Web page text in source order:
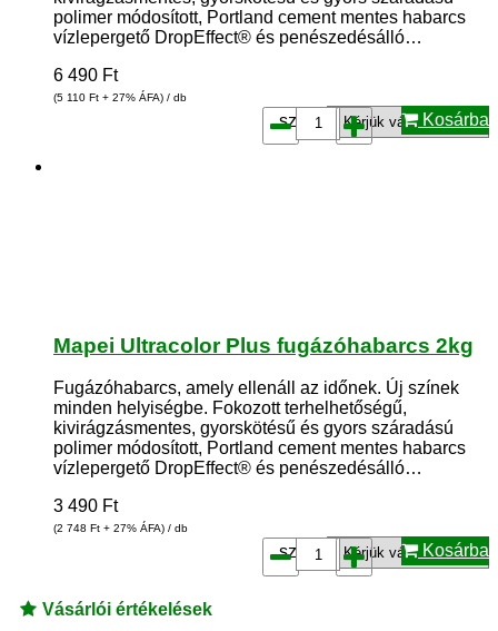
polimer módosított, Portland cement mentes habarcs
vízlepergető DropEffect® és penészedésálló…
6 490 Ft
(5 110 Ft + 27% ÁFA) / db
szín*: Kosárba
Mapei Ultracolor Plus fugázóhabarcs 2kg
Fugázóhabarcs, amely ellenáll az időnek. Új színek
minden helyiségbe. Fokozott terhelhetőségű,
kivirágzásmentes, gyorskötésű és gyors száradású
polimer módosított, Portland cement mentes habarcs
vízlepergető DropEffect® és penészedésálló…
3 490 Ft
(2 748 Ft + 27% ÁFA) / db
szín*: Kosárba
Vásárlói értékelések